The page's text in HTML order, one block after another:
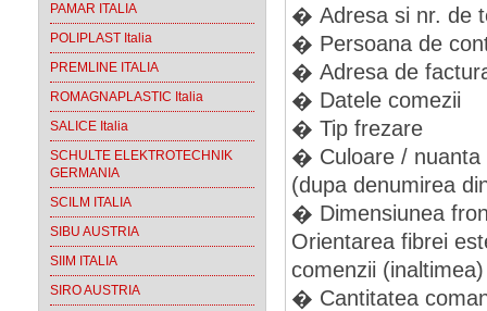
PAMAR ITALIA
POLIPLAST Italia
PREMLINE ITALIA
ROMAGNAPLASTIC Italia
SALICE Italia
SCHULTE ELEKTROTECHNIK
GERMANIA
SCILM ITALIA
SIBU AUSTRIA
SIIM ITALIA
SIRO AUSTRIA
� Adresa si nr. de
� Persoana de
� Adresa de
� Datele comezii
� Tip frezare
� Culoare / nuanta
(dupa denumirea
� Dimensiunea
Orientarea fibrei
comenzii (inaltimea)
� Cantitatea